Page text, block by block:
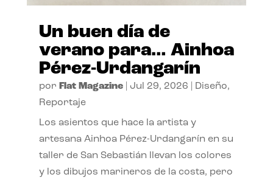
Un buen día de
verano para… Ainhoa
Pérez-Urdangarín
por Flat Magazine| Jul 29, 2026 Diseño,
Reportaje
Los asientos que hace la artista y
artesana Ainhoa Pérez-Urdangarín en su
taller de San Sebastián llevan los colores
y los dibujos marineros de la costa, pero